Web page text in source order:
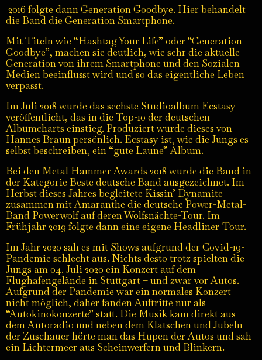
2016 folgte dann Generation Goodbye. Hier behandelt
die Band die Generation Smartphone.
Mit Titeln wie “Hashtag Your Life” oder “Generation
Goodbye”, machen sie deutlich, wie sehr die aktuelle
Generation von ihrem Smartphone und den Sozialen
Medien beeinflusst wird und so das eigentliche Leben
verpasst.
Im Juli 2018 wurde das sechste Studioalbum Ecstasy
veröffentlicht, das in die Top-10 der deutschen
Albumcharts einstieg. Produziert wurde dieses von
Hannes Braun persönlich. Ecstasy ist, wie die Jungs es
selbst beschreiben, ein “gute Laune” Album.
Bei den Metal Hammer Awards 2018 wurde die Band in
der Kategorie Beste deutsche Band ausgezeichnet. Im
Herbst dieses Jahres begleitete Kissin’ Dynamite
zusammen mit Amaranthe die deutsche Power-Metal-
Band Powerwolf auf deren Wolfsnächte-Tour. Im
Frühjahr 2019 folgte dann eine eigene Headliner-Tour.
Im Jahr 2020 sah es mit Shows aufgrund der Covid-19-
Pandemie schlecht aus. Nichts desto trotz spielten die
Jungs am 04. Juli 2020 ein Konzert auf dem
Flughafengelände in Stuttgart – und zwar vor Autos.
Aufgrund der Pandemie war ein normales Konzert
nicht möglich, daher fanden Auftritte nur als
“Autokinokonzerte” statt. Die Musik kam direkt aus
dem Autoradio und neben dem Klatschen und Jubeln
der Zuschauer hörte man das Hupen der Autos und sah
ein Lichtermeer aus Scheinwerfern und Blinkern.